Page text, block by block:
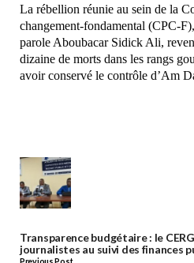
La rébellion réunie au sein de la
changement-fondamental (CPC-
parole Aboubacar Sidick Ali,
dizaine de morts dans les rangs
avoir conservé le contrôle d’Am
Transparence budgétaire : le
journalistes au suivi des finances